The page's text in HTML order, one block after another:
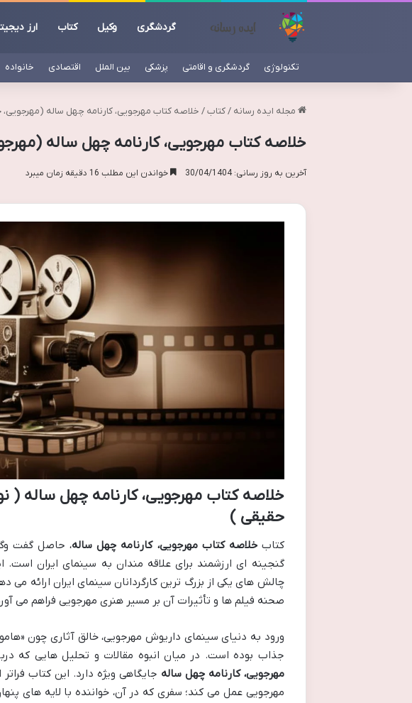
گردشگری وکیل کتاب ارز
تکنولوژی گردشگری و اقامتی پزشکی بین الملل اقتصادی خانواده
مجله ایده رسانه / کتاب / خلاصه کتاب مهرجویی، کارنامه چهل ساله
خلاصه کتاب مهرجویی، کارنامه چهل ساله
آخرین به روز رسانی: 30/04/1404 خواندن این مطلب 16 دقیقه زمان میبرد
خلاصه کتاب مهرجویی، کارنامه چهل ساله (
حقیقی )
کتابخلاصه کتاب مهرجویی، کارنامه چهل ساله، حاصل گفت
گنجینه ای ارزشمند برای علاقه مندان به سینمای ایران است.
چالش های یکی از بزرگ ترین کارگردانان سینمای ایران ارائه
صحنه فیلم ها و تأثیرات آن بر مسیر هنری مهرجویی فراهم می
ورود به دنیای سینمای داریوش مهرجویی، خالق آثاری چون
جذاب بوده است. در میان انبوه مقالات و تحلیل هایی که
مهرجویی، کارنامه چهل ساله جایگاهی ویژه دارد. این کتاب
مهرجویی عمل می کند؛ سفری که در آن، خواننده با لایه های